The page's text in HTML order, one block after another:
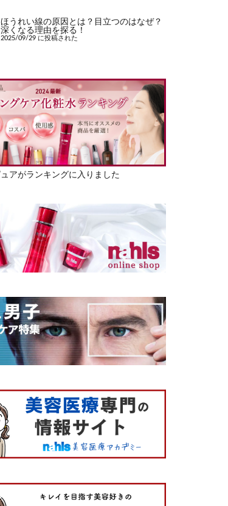
ほうれい線の原因とは？目立つのはなぜ？
深くなる理由を探る！
2025/09/29 に投稿された
アがランキングに入りました